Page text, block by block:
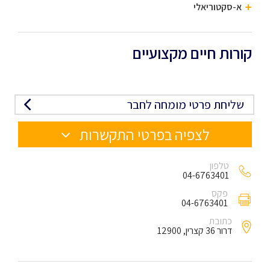
א-סקטוריאלי
קורות חיים מקצועיים
שליחת פרטי מומחה לחבר
לצפיה בפרטי התקשרות
טלפון
04-6763401
פקס
04-6763401
כתובת
דרור 36 קצרין, 12900